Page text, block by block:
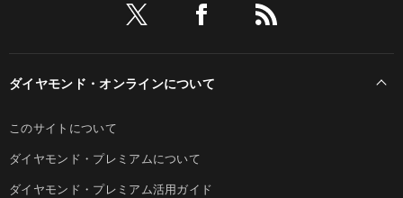
ダイヤモンド・オンラインについて
このサイトについて
ダイヤモンド・プレミアムについて
ダイヤモンド・プレミアム活用ガイド